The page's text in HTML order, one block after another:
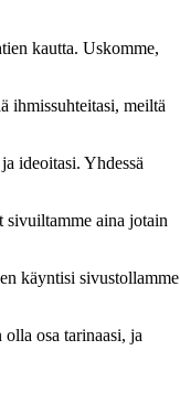
kautta. Uskomme,
ihmissuhteitasi, meiltä
ideoitasi. Yhdessä
sivuiltamme aina jotain
käyntisi sivustollamme
osa tarinaasi, ja